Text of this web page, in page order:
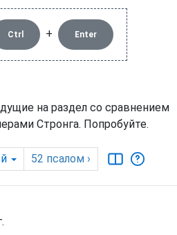
Ctrl + Enter
на раздел со сравнением
Стронга. Попробуйте.
52 псалом ›